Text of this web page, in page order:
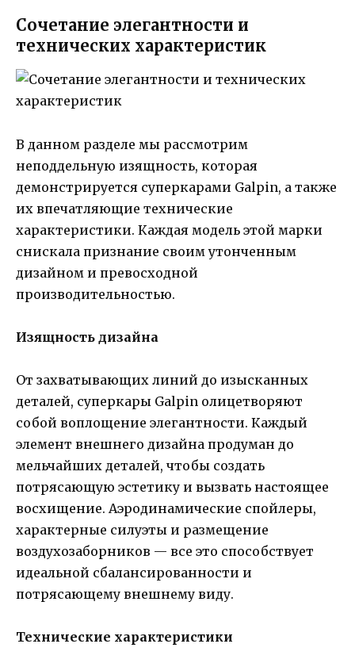
Сочетание элегантности и
технических характеристик
В данном разделе мы рассмотрим
неподдельную изящность, которая
демонстрируется суперкарами Galpin, а также
их впечатляющие технические
характеристики. Каждая модель этой марки
снискала признание своим утонченным
дизайном и превосходной
производительностью.
Изящность дизайна
От захватывающих линий до изысканных
деталей, суперкары Galpin олицетворяют
собой воплощение элегантности. Каждый
элемент внешнего дизайна продуман до
мельчайших деталей, чтобы создать
потрясающую эстетику и вызвать настоящее
восхищение. Аэродинамические спойлеры,
характерные силуэты и размещение
воздухозаборников — все это способствует
идеальной сбалансированности и
потрясающему внешнему виду.
Технические характеристики